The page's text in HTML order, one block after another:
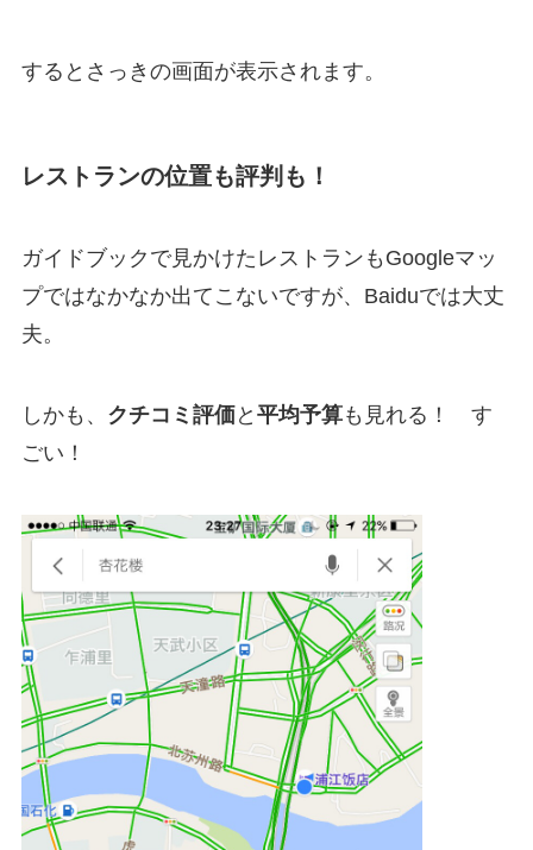
するとさっきの画面が表示されます。
レストランの位置も評判も！
ガイドブックで見かけたレストランもGoogleマッ
プではなかなか出てこないですが、Baiduでは大丈
夫。
しかも、 クチコミ評価と 平均予算も見れる！ す
ごい！